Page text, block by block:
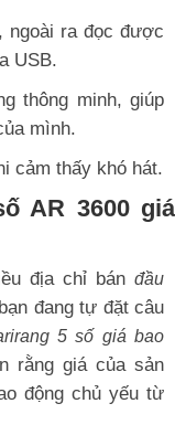
ra đọc được
USB.
thông minh, giúp
mình.
cảm thấy khó hát.
AR 3600 giá
địa chỉ bán đầu
đang tự đặt câu
5 số giá bao
rằng giá của sản
động chủ yếu từ